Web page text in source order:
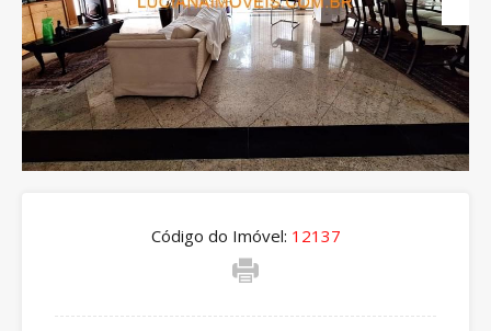
Código do Imóvel: 12137